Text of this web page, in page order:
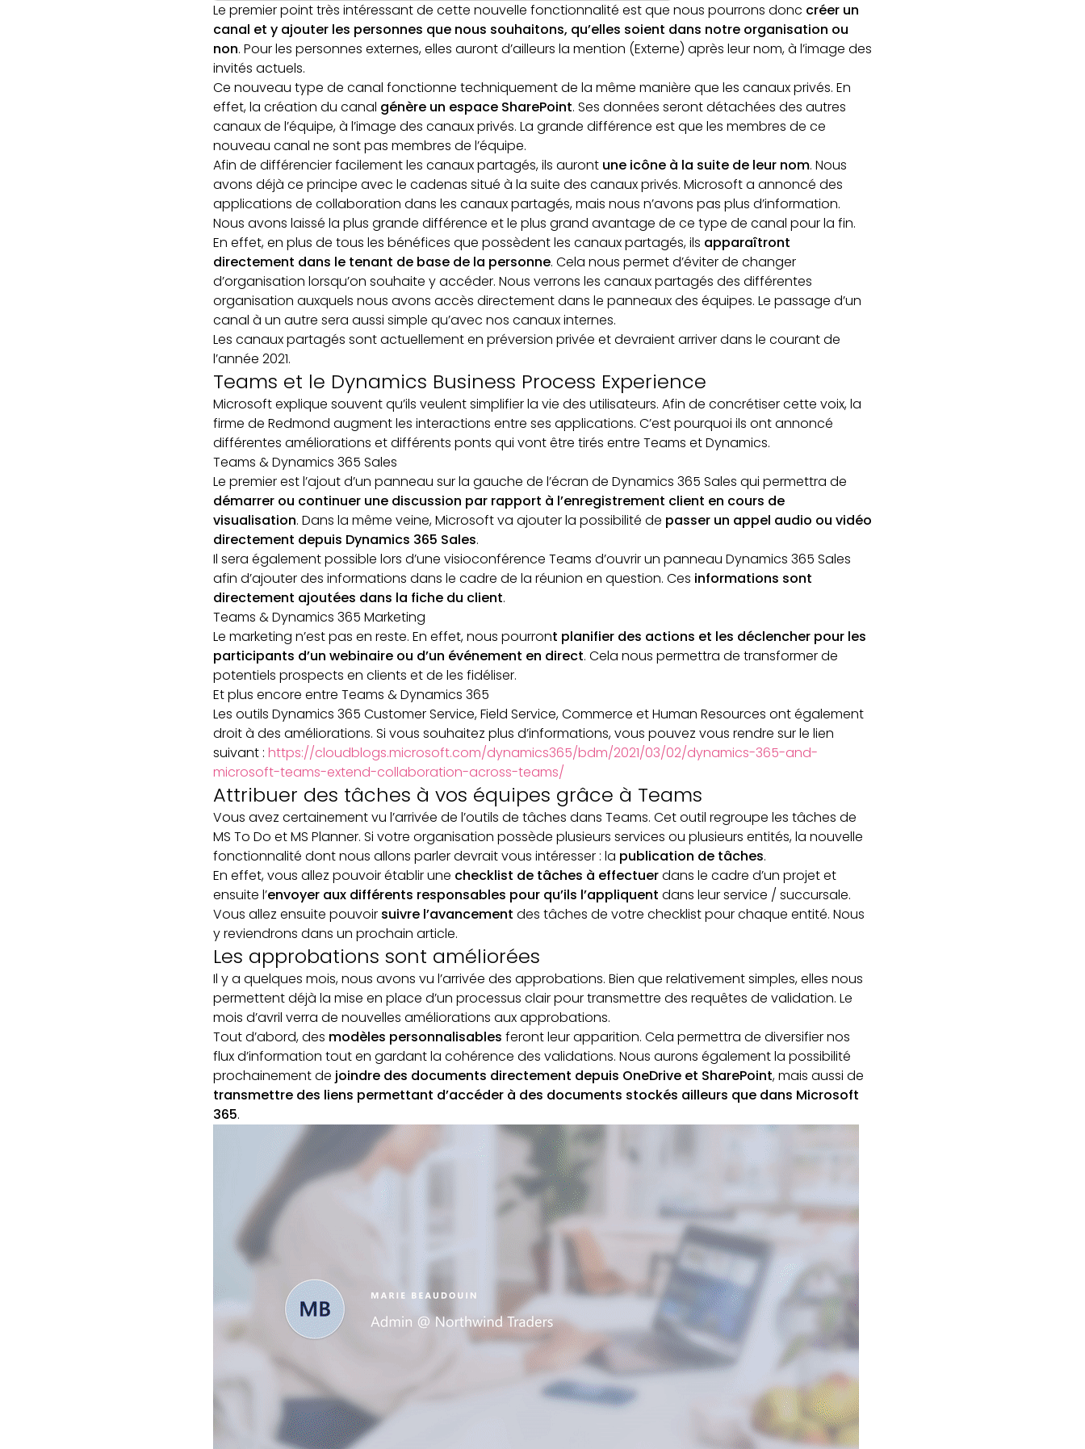
Le premier point très intéressant de cette nouvelle fonctionnalité est que nous pourrons donc créer un
canal et y ajouter les personnes que nous souhaitons, qu’elles soient dans notre organisation ou
non. Pour les personnes externes, elles auront d’ailleurs la mention (Externe) après leur nom, à l’image des
invités actuels.
Ce nouveau type de canal fonctionne techniquement de la même manière que les canaux privés. En
effet, la création du canal génère un espace SharePoint. Ses données seront détachées des autres
canaux de l’équipe, à l’image des canaux privés. La grande différence est que les membres de ce
nouveau canal ne sont pas membres de l’équipe.
Afin de différencier facilement les canaux partagés, ils auront une icône à la suite de leur nom. Nous
avons déjà ce principe avec le cadenas situé à la suite des canaux privés. Microsoft a annoncé des
applications de collaboration dans les canaux partagés, mais nous n’avons pas plus d’information.
Nous avons laissé la plus grande différence et le plus grand avantage de ce type de canal pour la fin.
En effet, en plus de tous les bénéfices que possèdent les canaux partagés, ils apparaîtront
directement dans le tenant de base de la personne. Cela nous permet d’éviter de changer
d’organisation lorsqu’on souhaite y accéder. Nous verrons les canaux partagés des différentes
organisation auxquels nous avons accès directement dans le panneaux des équipes. Le passage d’un
canal à un autre sera aussi simple qu’avec nos canaux internes.
Les canaux partagés sont actuellement en préversion privée et devraient arriver dans le courant de
l’année 2021.
Teams et le Dynamics Business Process Experience
Microsoft explique souvent qu’ils veulent simplifier la vie des utilisateurs. Afin de concrétiser cette voix, la
firme de Redmond augment les interactions entre ses applications. C’est pourquoi ils ont annoncé
différentes améliorations et différents ponts qui vont être tirés entre Teams et Dynamics.
Teams & Dynamics 365 Sales
Le premier est l’ajout d’un panneau sur la gauche de l’écran de Dynamics 365 Sales qui permettra de
démarrer ou continuer une discussion par rapport à l’enregistrement client en cours de
visualisation. Dans la même veine, Microsoft va ajouter la possibilité de passer un appel audio ou vidéo
directement depuis Dynamics 365 Sales.
Il sera également possible lors d’une visioconférence Teams d’ouvrir un panneau Dynamics 365 Sales
afin d’ajouter des informations dans le cadre de la réunion en question. Ces informations sont
directement ajoutées dans la fiche du client.
Teams & Dynamics 365 Marketing
Le marketing n’est pas en reste. En effet, nous pourront planifier des actions et les déclencher pour les
participants d’un webinaire ou d’un événement en direct. Cela nous permettra de transformer de
potentiels prospects en clients et de les fidéliser.
Et plus encore entre Teams & Dynamics 365
Les outils Dynamics 365 Customer Service, Field Service, Commerce et Human Resources ont également
droit à des améliorations. Si vous souhaitez plus d’informations, vous pouvez vous rendre sur le lien
suivant : https://cloudblogs.microsoft.com/dynamics365/bdm/2021/03/02/dynamics-365-and-
microsoft-teams-extend-collaboration-across-teams/
Attribuer des tâches à vos équipes grâce à Teams
Vous avez certainement vu l’arrivée de l’outils de tâches dans Teams. Cet outil regroupe les tâches de
MS To Do et MS Planner. Si votre organisation possède plusieurs services ou plusieurs entités, la nouvelle
fonctionnalité dont nous allons parler devrait vous intéresser : la publication de tâches.
En effet, vous allez pouvoir établir une checklist de tâches à effectuerdans le cadre d’un projet et
ensuite l’envoyer aux différents responsables pour qu’ils l’appliquent dans leur service / succursale.
Vous allez ensuite pouvoir suivre l’avancement des tâches de votre checklist pour chaque entité. Nous
y reviendrons dans un prochain article.
Les approbations sont améliorées
Il y a quelques mois, nous avons vu l’arrivée des approbations. Bien que relativement simples, elles nous
permettent déjà la mise en place d’un processus clair pour transmettre des requêtes de validation. Le
mois d’avril verra de nouvelles améliorations aux approbations.
Tout d’abord, des modèles personnalisables feront leur apparition. Cela permettra de diversifier nos
flux d’information tout en gardant la cohérence des validations. Nous aurons également la possibilité
prochainement de joindre des documents directement depuis OneDrive et SharePoint, mais aussi de
transmettre des liens permettant d’accéder à des documents stockés ailleurs que dans Microsoft
365.